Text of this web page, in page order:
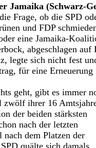
Jamaika (Schwarz-
Frage, ob die SPD
und FDP
eine Jamaika-
abgeschlagen auf
legte sich nicht fest
für eine Erneuerung
geht, gibt es immer
zwölf ihrer 16
der beiden stärksten
nach der letzten
nach dem Platzen der
quälte sich damals